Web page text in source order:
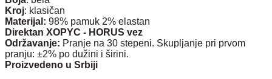
Kroj: klasičan
Materijal: 98% pamuk 2% elastan
Direktan XOPYC - HORUS vez
Održavanje: Pranje na 30 stepeni. Skupljanje pri prvom
pranju: ±2% po dužini i širini.
Proizvedeno u Srbiji